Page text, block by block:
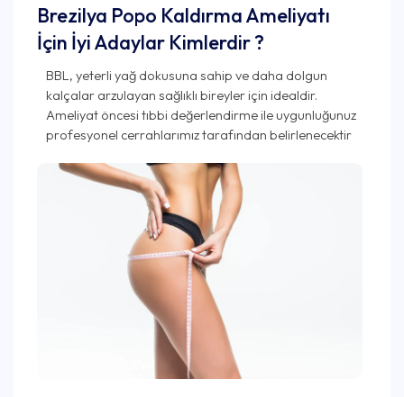
Brezilya Popo Kaldırma Ameliyatı
İçin İyi Adaylar Kimlerdir ?
BBL, yeterli yağ dokusuna sahip ve daha dolgun
kalçalar arzulayan sağlıklı bireyler için idealdir.
Ameliyat öncesi tıbbi değerlendirme ile uygunluğunuz
profesyonel cerrahlarımız tarafından belirlenecektir